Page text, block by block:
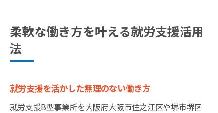
柔軟な働き方を叶える就労支援活用
法
就労支援を活かした無理のない働き方
就労支援B型事業所を大阪府大阪市住之江区や堺市堺区